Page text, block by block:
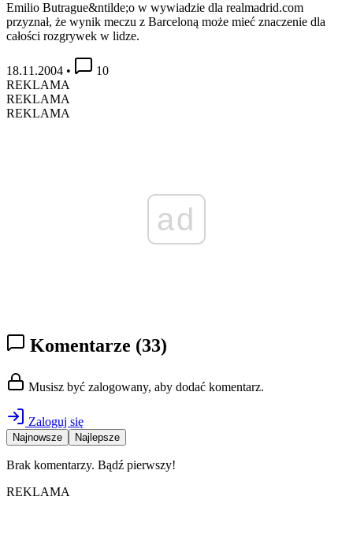
Emilio Butrague&ntilde;o w wywiadzie dla realmadrid.com
przyznał, że wynik meczu z Barceloną może mieć znaczenie dla
całości rozgrywek w lidze.
18.11.2004 •
10
REKLAMA
REKLAMA
REKLAMA
ad
Komentarze (33)
Musisz być zalogowany, aby dodać komentarz.
Zaloguj się
Najnowsze Najlepsze
Brak komentarzy. Bądź pierwszy!
REKLAMA